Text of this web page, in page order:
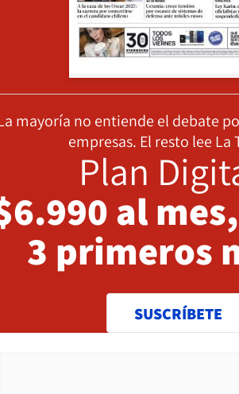
mayoría no entiende el debate
empresas. El resto lee La
Plan
al
3 primeros
SUSCRÍBETE